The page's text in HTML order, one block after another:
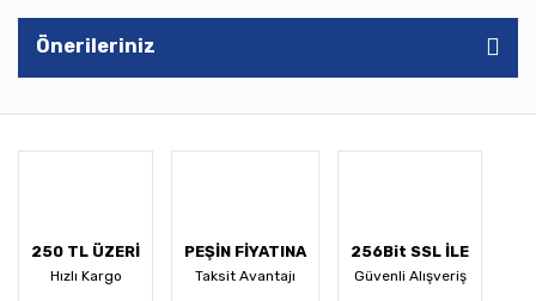
Önerileriniz
250 TL ÜZERİ
Hızlı Kargo
PEŞİN FİYATINA
Taksit Avantajı
256Bit SSL İLE
Güvenli Alışveriş